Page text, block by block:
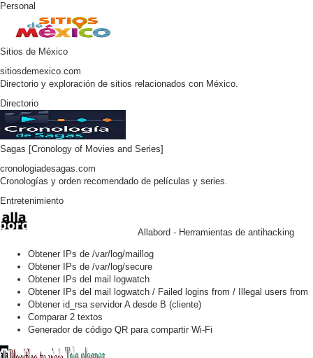
Personal
Sitios de México
sitiosdemexico.com
Directorio y exploración de sitios relacionados con México.
Directorio
Sagas [Cronology of Movies and Series]
cronologiadesagas.com
Cronologías y orden recomendado de películas y series.
Entretenimiento
Allabord - Herramientas de antihacking
Obtener IPs de /var/log/maillog
Obtener IPs de /var/log/secure
Obtener IPs del mail logwatch
Obtener IPs del mail logwatch / Failed logins from / Illegal users from
Obtener id_rsa servidor A desde B (cliente)
Comparar 2 textos
Generador de código QR para compartir Wi-Fi